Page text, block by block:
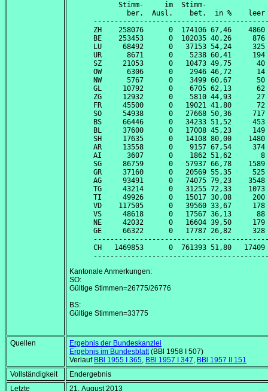
Stimm-     im  Stimm-
ber.  Ausl.    bet.  in %
ZH    258076      0  174106 67,46
BE    253453      0  102035 40,26
LU     68492      0   37153 54,24
UR      8671      0    5238 60,41
SZ     21053      0   10473 49,75
OW      6306      0    2946 46,72
NW      5767      0    3499 60,67
GL     10792      0    6705 62,13
ZG     12932      0    5810 44,93
FR     45500      0   19021 41,80
SO     54938      0   27668 50,36
BS     66446      0   34233 51,52
BL     37600      0   17008 45,23
SH     17635      0   14108 80,00
AR     13558      0    9157 67,54
AI      3607      0    1862 51,62
SG     86759      0   57937 66,78
GR     37160      0   20569 55,35
AG     93491      0   74075 79,23
TG     43214      0   31255 72,33
TI     49926      0   15017 30,08
VD    117505      0   39560 33,67
VS     48618      0   17567 36,13
NE     42032      0   16604 39,50
GE     66322      0   17787 26,82
CH   1469853      0  761393 51,80
Kantonale Anmerkungen:
SO:
Gültige Stimmen=26775/26776
BS:
Gültige Stimmen=33775
Quellen
Ergebnis der Bundeskanzlei
Ergebnis im Bundesblatt(BBl 1958 I 507)
Verlauf BBl 1955 I 365, BBl 1957 I 347, BBl 1957 II 151
Vollständigkeit
Endergebnis
Letzte
21. August 2013